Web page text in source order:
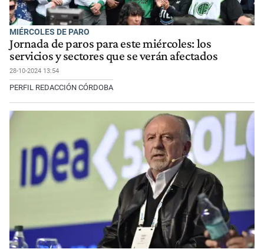
MIÉRCOLES DE PARO
Jornada de paros para este miércoles: los
servicios y sectores que se verán afectados
28-10-2024 13:54
PERFIL REDACCIÓN CÓRDOBA